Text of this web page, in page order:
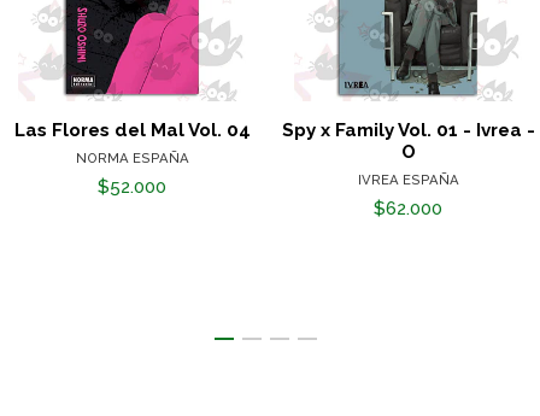
Las Flores del Mal Vol. 04
NORMA ESPAÑA
$52.000
Spy x Family Vol. 01 - Ivrea -
O
IVREA ESPAÑA
$62.000